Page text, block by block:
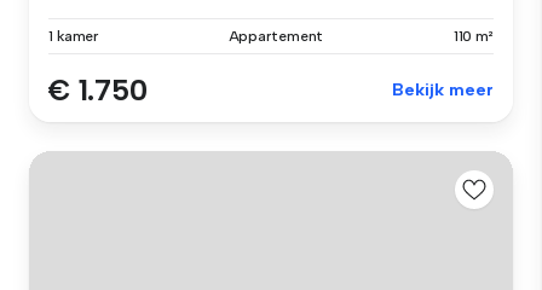
1 kamer Appartement 110 m²
€ 1.750 Bekijk meer